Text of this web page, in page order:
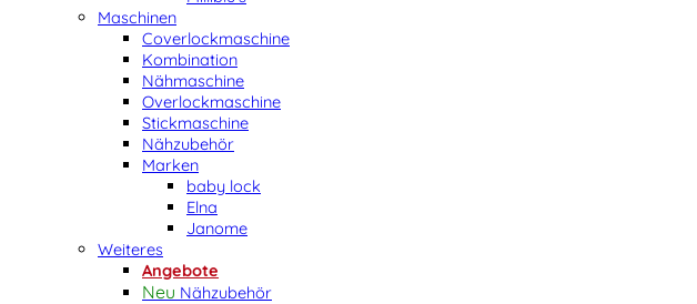
Maschinen
Coverlockmaschine
Kombination
Nähmaschine
Overlockmaschine
Stickmaschine
Nähzubehör
Marken
baby lock
Elna
Janome
Weiteres
Angebote
Nähzubehör